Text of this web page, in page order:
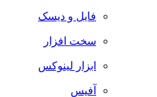
فایل و دیسک
سخت افزار
ابزار لینوکس
آفیس